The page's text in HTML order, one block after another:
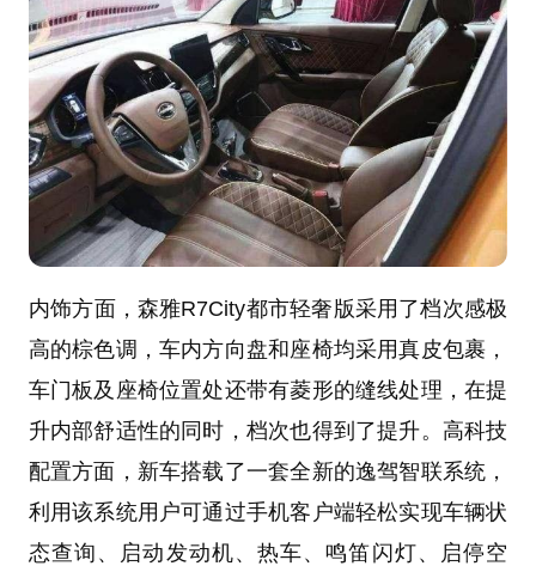
内饰方面，森雅R7City都市轻奢版采用了档次感极
高的棕色调，车内方向盘和座椅均采用真皮包裹，
车门板及座椅位置处还带有菱形的缝线处理，在提
升内部舒适性的同时，档次也得到了提升。高科技
配置方面，新车搭载了一套全新的逸驾智联系统，
利用该系统用户可通过手机客户端轻松实现车辆状
态查询、启动发动机、热车、鸣笛闪灯、启停空